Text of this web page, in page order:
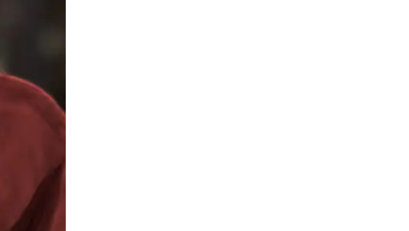
of swipen.